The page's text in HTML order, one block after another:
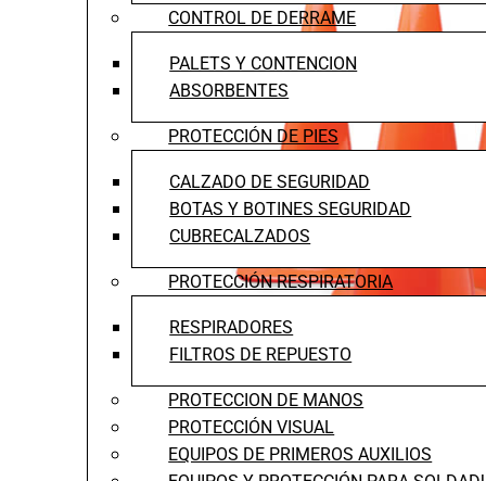
CONTROL DE DERRAME
PALETS Y CONTENCION
ABSORBENTES
PROTECCIÓN DE PIES
CALZADO DE SEGURIDAD
BOTAS Y BOTINES SEGURIDAD
CUBRECALZADOS
PROTECCIÓN RESPIRATORIA
RESPIRADORES
FILTROS DE REPUESTO
PROTECCION DE MANOS
PROTECCIÓN VISUAL
EQUIPOS DE PRIMEROS AUXILIOS